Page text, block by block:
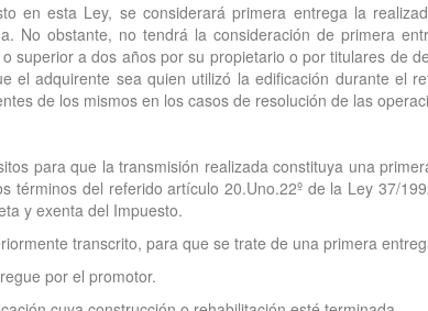
en esta Ley, se considerará primera entrega la
No obstante, no tendrá la consideración de primera
superior a dos años por su propietario o por titulares de
el adquirente sea quien utilizó la edificación durante el
de los mismos en los casos de resolución de las
para que la transmisión realizada constituya una
términos del referido artículo 20.Uno.22º de la Ley 37/
y exenta del Impuesto.
transcrito, para que se trate de una primera
por el promotor.